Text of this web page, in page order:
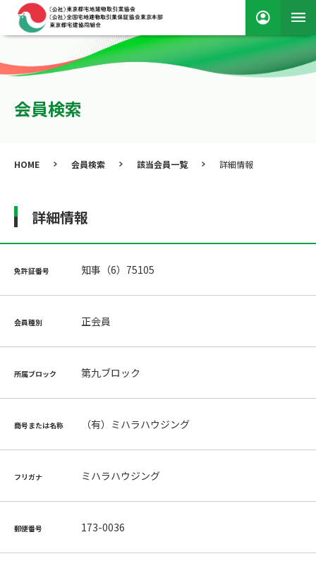
会員検索
HOME 会員検索 該当会員一覧 詳細情報
詳細情報
免許証番号 知事（6）75105
会員種別 正会員
所属ブロック 第九ブロック
商号または名称 （有）ミハラハウジング
フリガナ ミハラハウジング
郵便番号 173-0036